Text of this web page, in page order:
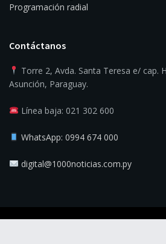
Programación radial
Contáctanos
Torre 2, Avda. Santa Teresa e/ cap.
Asunción, Paraguay.
Línea baja: 021 302 600
WhatsApp: 0994 674 000
digital@1000noticias.com.py